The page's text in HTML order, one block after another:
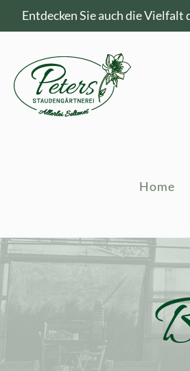
Entdecken Sie auch die Vielfalt
Home